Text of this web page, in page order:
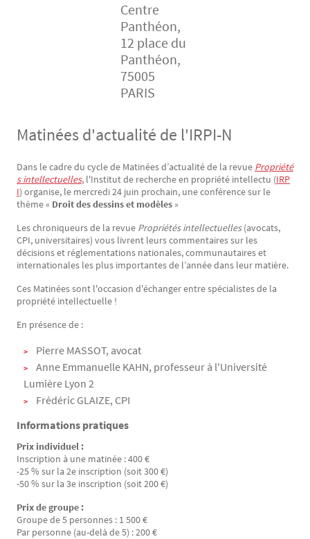
Centre
Panthéon,
12 place du
Panthéon,
75005
PARIS
Matinées d'actualité de l'IRPI-N
Texte
Dans le cadre du cycle de Matinées d’actualité de la revue Propriété
s intellectuelles, l'Institut de recherche en propriété intellectu (IRP
I) organise, le mercredi 24 juin prochain, une conférence sur le
thème « Droit des dessins et modèles »
Les chroniqueurs de la revue Propriétés intellectuelles(avocats,
CPI, universitaires) vous livrent leurs commentaires sur les
décisions et réglementations nationales, communautaires et
internationales les plus importantes de l’année dans leur matière.
Ces Matinées sont l'occasion d'échanger entre spécialistes de la
propriété intellectuelle !
En présence de :
Pierre MASSOT, avocat
Anne Emmanuelle KAHN, professeur à l'Université
Lumière Lyon 2
Frédéric GLAIZE, CPI
Informations pratiques
Prix individuel :
Inscription à une matinée : 400 €
-25 % sur la 2e inscription (soit 300 €)
-50 % sur la 3e inscription (soit 200 €)
Prix de groupe :
Groupe de 5 personnes : 1 500 €
Par personne (au-delà de 5) : 200 €